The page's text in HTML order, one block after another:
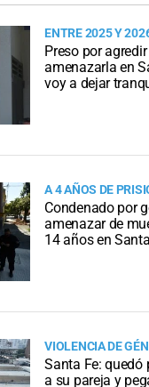
ENTRE 2025 Y
Preso por
amenazarla en
voy a dejar
A 4 AÑOS DE
Condenado por
amenazar de
14 años en
VIOLENCIA DE
Santa Fe: quedó
a su pareja y